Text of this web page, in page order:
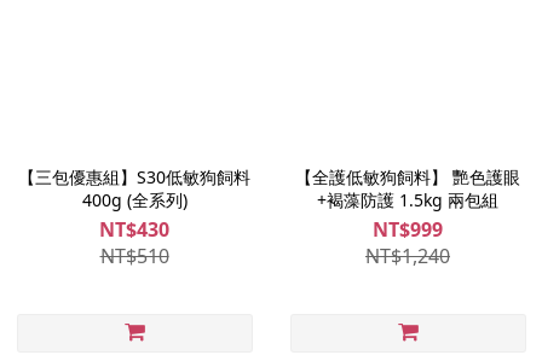
【三包優惠組】S30低敏狗飼料
400g (全系列)
NT$430
NT$510
【全護低敏狗飼料】 艷色護眼
+褐藻防護 1.5kg 兩包組
NT$999
NT$1,240